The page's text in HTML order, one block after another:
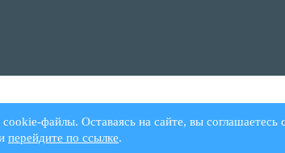
файлы. Оставаясь на сайте, вы
перейдите по ссылке.